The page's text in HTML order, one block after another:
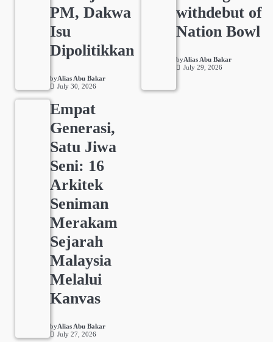
PM, Dakwa
Isu
Dipolitikkan
byAlias Abu Bakar
July 30, 2026
withdebut of
Nation Bowl
byAlias Abu Bakar
July 29, 2026
Empat
Generasi,
Satu Jiwa
Seni: 16
Arkitek
Seniman
Merakam
Sejarah
Malaysia
Melalui
Kanvas
byAlias Abu Bakar
July 27, 2026